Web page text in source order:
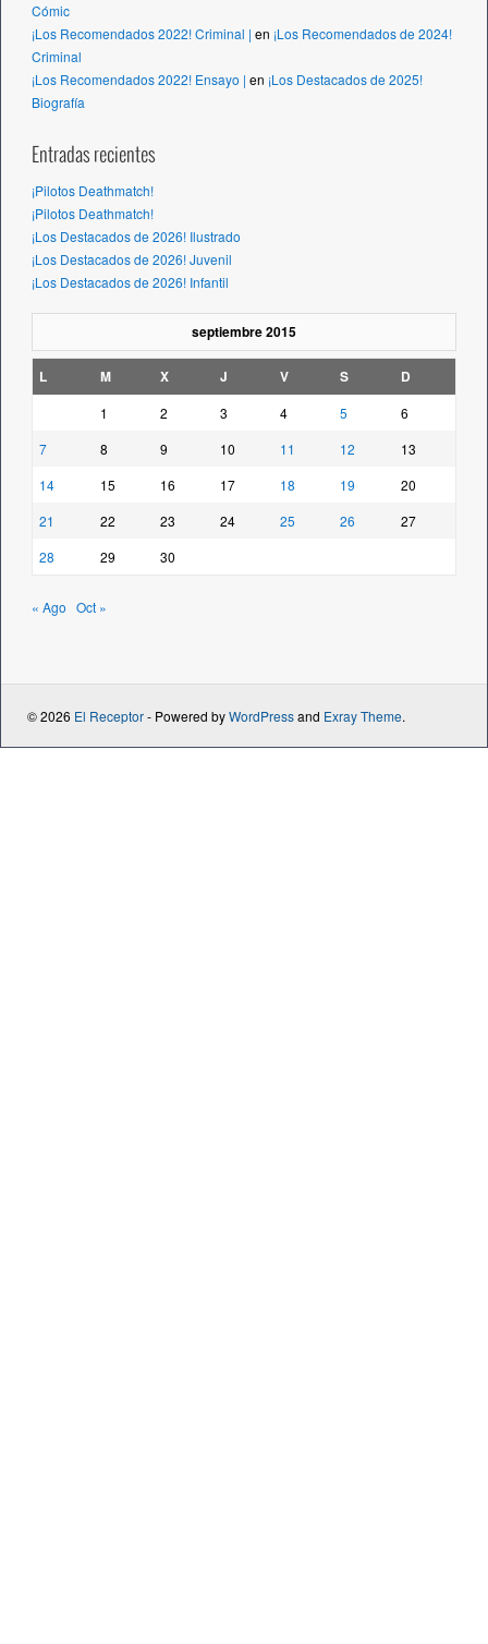
Cómic
¡Los Recomendados 2022! Criminal | en ¡Los Recomendados de 2024!
Criminal
¡Los Recomendados 2022! Ensayo | en ¡Los Destacados de 2025!
Biografía
Entradas recientes
¡Pilotos Deathmatch!
¡Pilotos Deathmatch!
¡Los Destacados de 2026! Ilustrado
¡Los Destacados de 2026! Juvenil
¡Los Destacados de 2026! Infantil
septiembre 2015
L M X J V S D
1 2 3 4 5
6
7
8 9 10 11 12
13
14
15 16 17 18 19
20
21
22 23 24 25 26
27
28
29 30
« Ago Oct »
© 2026 El Receptor- Powered byWordPressand Exray Theme.